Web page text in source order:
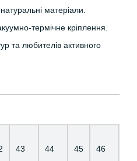
матеріали.
термічне кріплення.
та любителів активного
43 44 45 46